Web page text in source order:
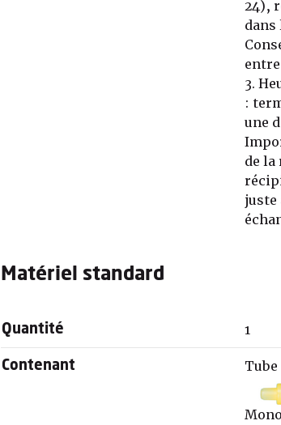
24),
3.
:
une
de la
juste
Matériel standard
Quantité 1
Contenant